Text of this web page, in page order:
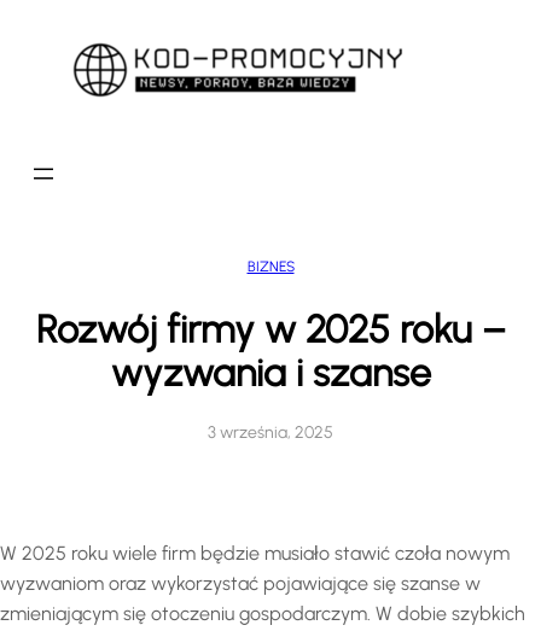
BIZNES
Rozwój firmy w 2025 roku –
wyzwania i szanse
3 września, 2025
W 2025 roku wiele firm będzie musiało stawić czoła nowym
wyzwaniom oraz wykorzystać pojawiające się szanse w
zmieniającym się otoczeniu gospodarczym. W dobie szybkich